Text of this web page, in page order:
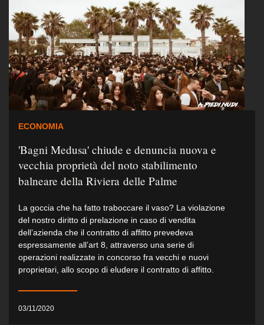
ECONOMIA
'Bagni Medusa' chiude e denuncia nuova e
vecchia proprietà del noto stabilimento
balneare della Riviera delle Palme
La goccia che ha fatto traboccare il vaso? La violazione
del nostro diritto di prelazione in caso di vendita
dell’azienda che il contratto di affitto prevedeva
espressamente all’art 8, attraverso una serie di
operazioni realizzate in concorso fra vecchi e nuovi
proprietari, allo scopo di eludere il contratto di affitto.
03/11/2020